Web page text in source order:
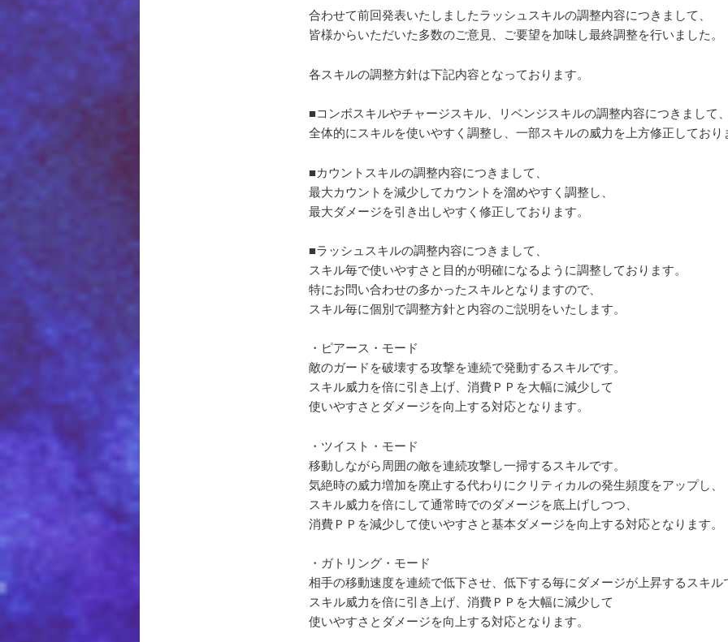
合わせて前回発表いたしましたラッシュスキルの調整内容につきまして、
皆様からいただいた多数のご意見、ご要望を加味し最終調整を行いました。
各スキルの調整方針は下記内容となっております。
■コンボスキルやチャージスキル、リベンジスキルの調整内容につきまして
全体的にスキルを使いやすく調整し、一部スキルの威力を上方修正しており
■カウントスキルの調整内容につきまして、
最大カウントを減少してカウントを溜めやすく調整し、
最大ダメージを引き出しやすく修正しております。
■ラッシュスキルの調整内容につきまして、
スキル毎で使いやすさと目的が明確になるように調整しております。
特にお問い合わせの多かったスキルとなりますので、
スキル毎に個別で調整方針と内容のご説明をいたします。
・ピアース・モード
敵のガードを破壊する攻撃を連続で発動するスキルです。
スキル威力を倍に引き上げ、消費ＰＰを大幅に減少して
使いやすさとダメージを向上する対応となります。
・ツイスト・モード
移動しながら周囲の敵を連続攻撃し一掃するスキルです。
気絶時の威力増加を廃止する代わりにクリティカルの発生頻度をアップし、
スキル威力を倍にして通常時でのダメージを底上げしつつ、
消費ＰＰを減少して使いやすさと基本ダメージを向上する対応となります。
・ガトリング・モード
相手の移動速度を連続で低下させ、低下する毎にダメージが上昇するスキル
スキル威力を倍に引き上げ、消費ＰＰを大幅に減少して
使いやすさとダメージを向上する対応となります。